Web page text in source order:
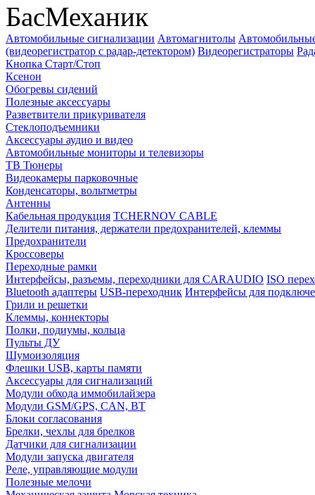
БасМеханик
Автомобильные сигнализации Автомагнитолы
(видеорегистратор с радар-детектором) Видеорегистраторы
Кнопка Старт/Стоп
Ксенон
Обогревы сидений
Полезные аксессуары
Разветвители прикуривателя
Стеклоподъемники
Аксессуары аудио и видео
Автомобильные мониторы и телевизоры
ТВ Тюнеры
Видеокамеры парковочные
Конденсаторы, вольтметры
Антенны
Кабельная продукция TCHERNOV CABLE
Делители питания, держатели предохранителей, клеммы
Предохранители
Кроссоверы
Переходные рамки
Интерфейсы, разъемы, переходники для CARAUDIO ISO
Bluetooth адаптеры USB-переходник Интерфейсы для
Грили и решетки
Клеммы, коннекторы
Полки, подиумы, кольца
Пульты ДУ
Шумоизоляция
Флешки USB, карты памяти
Аксессуары для сигнализаций
Модули обхода иммобилайзера
Модули GSM/GPS, CAN, BT
Блоки согласования
Брелки, чехлы для брелков
Датчики для сигнализации
Модули запуска двигателя
Реле, управляющие модули
Полезные мелочи